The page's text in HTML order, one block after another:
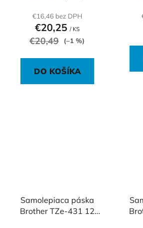
€16,46 bez DPH
€20,25 / KS
€20,49 (–1 %)
DO KOŠÍKA
Samolepiaca páska
Brother TZe-431 12